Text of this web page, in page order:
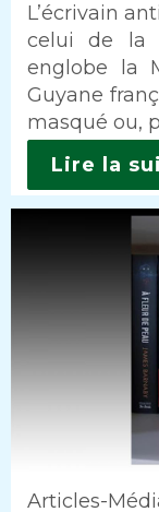
Intro
L’écrivain
celui de la
englobe la
Guyane
masqué ou,
Lire la
Articles-